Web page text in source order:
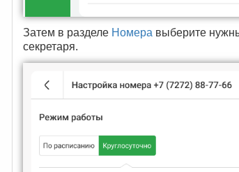
Затем в разделе Номера выберите
секретаря.